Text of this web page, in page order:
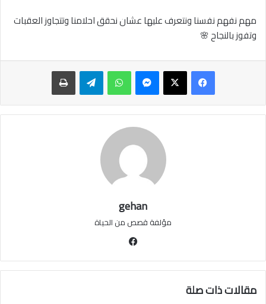
مهم نفهم نفسنا ونتعرف عليها عشان نحقق احلامنا وتتجاوز العقبات
وتفوز بالنجاح 🌸
ماسنجر واتساب تيلقرام
gehan
مؤلفة قصص من الحياة‏
مقالات ذات صلة